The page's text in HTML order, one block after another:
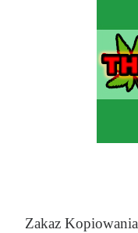
Zakaz